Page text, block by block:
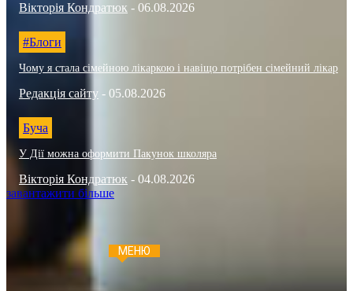
Вікторія Кондратюк - 06.08.2026
#Блоги
Чому я стала сімейною лікаркою і навіщо потрібен сімейний лікар
Редакція сайту - 05.08.2026
Буча
У Дії можна оформити Пакунок школяра
Вікторія Кондратюк - 04.08.2026
завантажити більше
МЕНЮ